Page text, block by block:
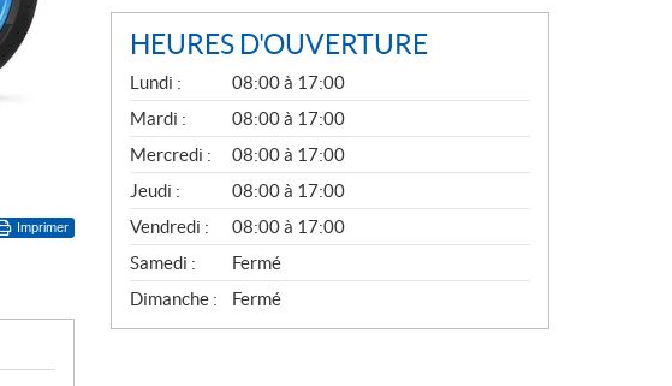
Imprimer
HEURES D'OUVERTURE
G
É
N
É
R
A
L
Lundi :
08:00 à 17:00
Mardi :
08:00 à 17:00
Mercredi :
08:00 à 17:00
Jeudi :
08:00 à 17:00
Vendredi :
08:00 à 17:00
Samedi :
Fermé
Dimanche :
Fermé